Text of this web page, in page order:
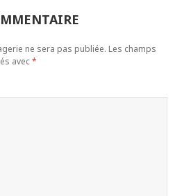
ne sera pas publiée. Les champs
avec*